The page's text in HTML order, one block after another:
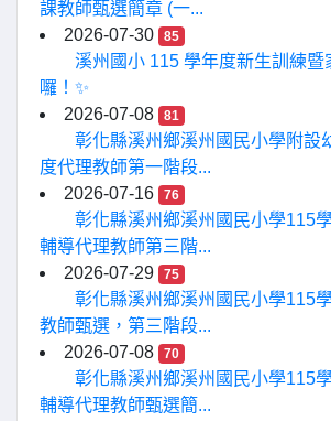
課教師甄選簡章 (一...
2026-07-30
85
溪州國小 115 學年度新生訓練暨
囉！✨
2026-07-08
81
彰化縣溪州鄉溪州國民小學附設
度代理教師第一階段...
2026-07-16
76
彰化縣溪州鄉溪州國民小學115
輔導代理教師第三階...
2026-07-29
75
彰化縣溪州鄉溪州國民小學115
教師甄選，第三階段...
2026-07-08
70
彰化縣溪州鄉溪州國民小學115
輔導代理教師甄選簡...